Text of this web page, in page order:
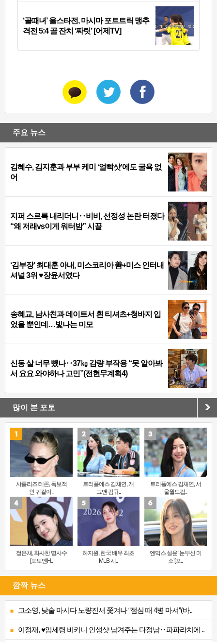
‘골때녀’ 올스타전, 마시마 포트트릭 맹추
격전 5:4 골 잔치 ‘짜릿’ [어제TV]
주요 뉴스
김혜수, 김지훈과 부부 케미 ‘얼빡샷’에도 굴욕 없
어
지퍼 스르륵 내리더니‥비비, 선정성 논란 터졌다
“왜 저래vs이게 워터밤” 시끌
‘김부장’ 최대훈 아내, 미스코리아 善+미스 인터내
셔널 3위 ♥장윤서였다
송혜교, 남사친과 데이트서 흰 티셔츠+청바지 입
었을 뿐인데…빛나는 미모
신동 살 너무 뺐나‥37㎏ 감량 부작용 “못 알아봐
서 요요 와야하나 고민”(전현무계획4)
많이 본 포토
샤를리즈 테론, 독보적
인 귀걸이..
트리플에스 김채연, 개
그맨 김규..
트리플에스 김채연, 서
울월드컵..
정은채, 화사한 명사수
[포토엔H..
하지원, 한국 배우 최초
MLB 시..
엔믹스 설윤 ‘눈부신 미
소’[포..
깜짝 뉴스
고소영, 낮술 마시다 노량진서 쫓겨나 “점심 때 4병 마셔”(바..
이정재, ♥임세령 비키니 인생샷 남겨주는 다정남‥파파라치에 ..